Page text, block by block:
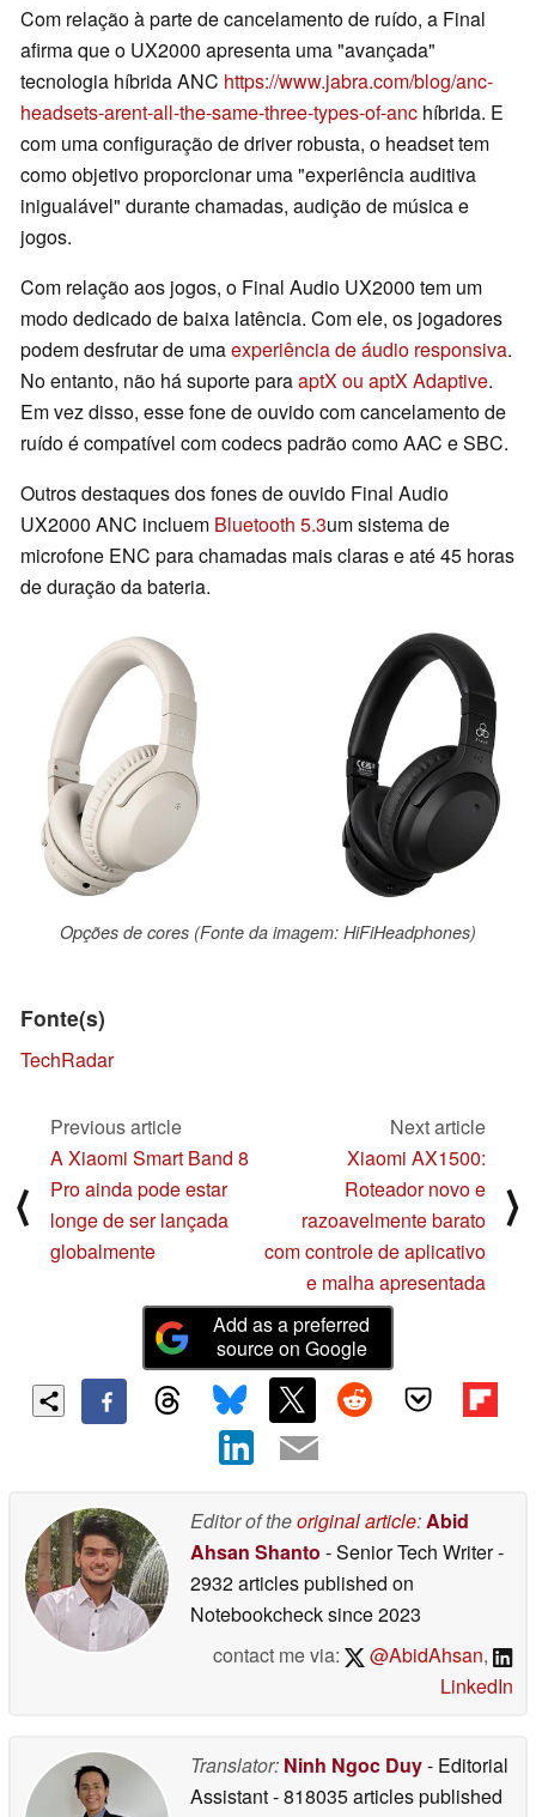
Com relação à parte de cancelamento de ruído, a Final
afirma que o UX2000 apresenta uma "avançada"
tecnologia híbrida ANC https://www.jabra.com/blog/anc-
headsets-arent-all-the-same-three-types-of-anc híbrida. E
com uma configuração de driver robusta, o headset tem
como objetivo proporcionar uma "experiência auditiva
inigualável" durante chamadas, audição de música e
jogos.
Com relação aos jogos, o Final Audio UX2000 tem um
modo dedicado de baixa latência. Com ele, os jogadores
podem desfrutar de umaexperiência de áudio responsiva.
No entanto, não há suporte paraaptX ou aptX Adaptive.
Em vez disso, esse fone de ouvido com cancelamento de
ruído é compatível com codecs padrão como AAC e SBC.
Outros destaques dos fones de ouvido Final Audio
UX2000 ANC incluem Bluetooth 5.3um sistema de
microfone ENC para chamadas mais claras e até 45 horas
de duração da bateria.
Opções de cores (Fonte da imagem: HiFiHeadphones)
Fonte(s)
TechRadar
⟨
Previous article
A Xiaomi Smart Band 8
Pro ainda pode estar
longe de ser lançada
globalmente
Next article
Xiaomi AX1500:
Roteador novo e
razoavelmente barato
com controle de aplicativo
e malha apresentada
⟩
Add as a preferred
source on Google
Editor of theoriginal article:Abid
Ahsan Shanto - Senior Tech Writer-
2932 articles published on
Notebookchecksince 2023
contact me via:
@AbidAhsan,
LinkedIn
Translator: Ninh Ngoc Duy- Editorial
Assistant- 818035 articles published